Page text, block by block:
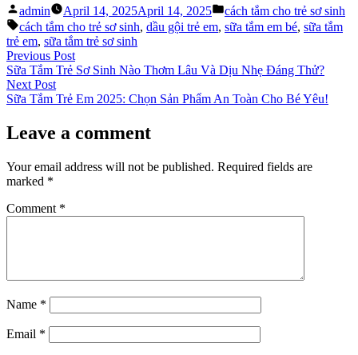
Posted
by
admin April 14, 2025April 14, 2025
Posted
in
cách tắm cho trẻ sơ sinh
Tags:
cách tắm cho trẻ sơ sinh, dầu gội trẻ em, sữa tắm em bé, sữa tắm
trẻ em, sữa tắm trẻ sơ sinh
Post
navigation
Previous PostPrevious
post:
Sữa Tắm Trẻ Sơ Sinh Nào Thơm Lâu Và Dịu Nhẹ Đáng Thử?
Next PostNext
post:
Sữa Tắm Trẻ Em 2025: Chọn Sản Phẩm An Toàn Cho Bé Yêu!
Leave a comment
Your email address will not be published. Required fields are
marked *
Comment *
Name *
Email *